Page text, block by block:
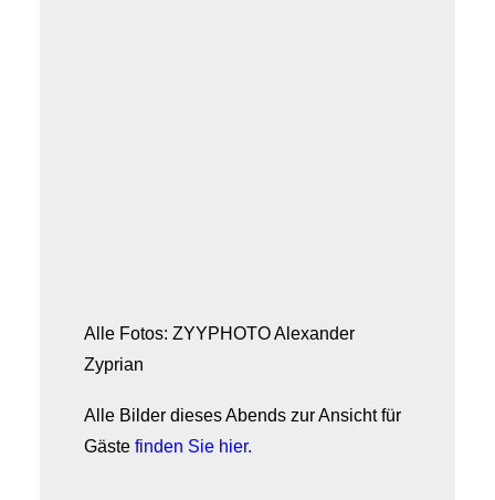
Alle Fotos: ZYYPHOTO Alexander
Zyprian
Alle Bilder dieses Abends zur Ansicht für
Gäste finden Sie hier.